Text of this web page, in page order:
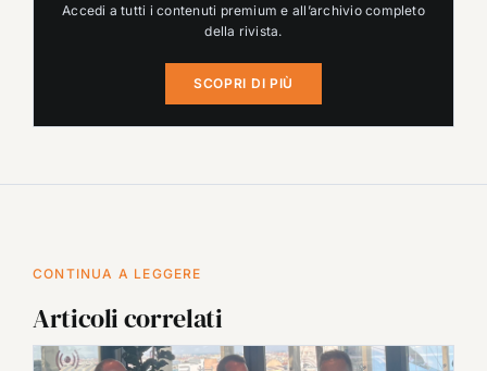
Accedi a tutti i contenuti premium e all’archivio completo
della rivista.
SCOPRI DI PIÙ
CONTINUA A LEGGERE
Articoli correlati